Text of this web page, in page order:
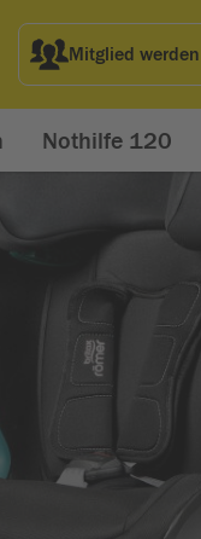
Mitglied werden
Nothilfe 120